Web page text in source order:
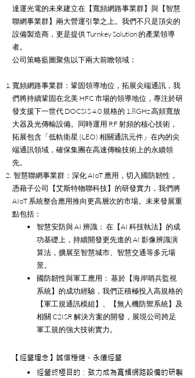
達運光電的未來建立在【寬頻網路事業群】與【智慧
聯網事業群】兩大營運引擎之上。我們不只是頂尖的
設備製造商，更是提供 Turnkey Solution 的產業領導
者。
公司策略藍圖聚焦以下兩大前瞻領域：
寬頻網路事業群：鞏固領導地位，拓展尖端通訊，我
們將持續鞏固在北美 HFC 市場的領導地位，專注於研
發支援下一世代 DOCSIS 4.0 規格的 1.8GHz 高頻寬放
大器及光傳輸設備。同時運用 RF 射頻的核心技術，
拓展包含「低軌衛星 (LEO) 相關通訊元件」在內的尖
端通訊領域，確保集團在高速傳輸技術上的永續領
先。
智慧聯網事業群：深化 AIoT 應用，切入國防韌性，
憑藉子公司【艾斯特物聯科技】的研發實力，我們將
AIoT 系統整合應用推向更高層次的市場。未來發展重
點包括：
智慧安防與 AI 辨識： 在【AI 科技執法】的成
功基礎上，持續開發更先進的 AI 影像辨識演
算法，擴展至智慧城市、智慧交通等多元場
景。
國防韌性與軍工應用： 基於【海岸哨兵監視
系統】的成功經驗，我們正積極投入高規格的
【軍工規通訊模組】、【無人機防禦系統】及
相關 C2ISR 解決方案的開發，展現公司跨足
軍工規的強大技術實力。
【經營理念】誠信穩健、永續經營
經營終極目的：致力成為寬頻網路設備的研製